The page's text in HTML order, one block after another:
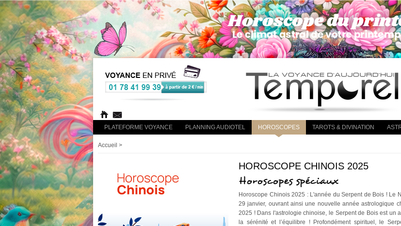
PLATEFORME VOYANCE PLANNING AUDIOTEL HOROSCOPES TAROTS & DIVINATION
Accueil >
HOROSCOPE CHINOIS 2025
Horoscopes spéciaux
Horoscope Chinois 2025 : L'année du Serpent de Bois ! Le
29 janvier, ouvrant ainsi une nouvelle année astrologique
2025 ! Dans l'astrologie chinoise, le Serpent de Bois est un
la sérénité et l’équilibre ! Profondément spirituel, le